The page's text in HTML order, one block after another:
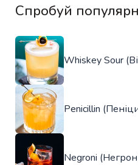
Спробуй
Whiskey Sour
Penicillin
Negroni